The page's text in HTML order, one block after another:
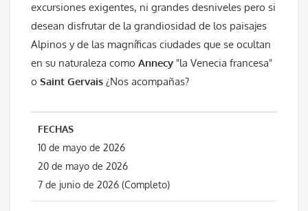
excursiones exigentes, ni grandes desniveles pero si
desean disfrutar de la grandiosidad de los paisajes
Alpinos y de las magníficas ciudades que se ocultan
en su naturaleza como Annecy "la Venecia francesa"
o Saint Gervais ¿Nos acompañas?
FECHAS
10 de mayo de 2026
20 de mayo de 2026
7 de junio de 2026 (Completo)